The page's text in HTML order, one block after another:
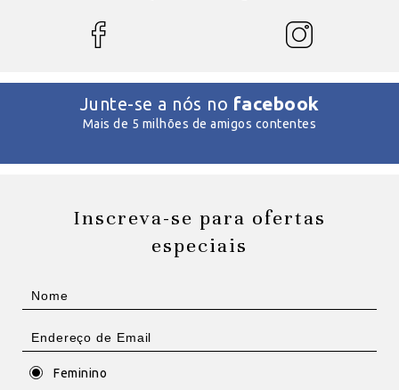
Junte-se a nós no facebook
Mais de 5 milhões de amigos contentes
Inscreva-se para ofertas
especiais
Feminino